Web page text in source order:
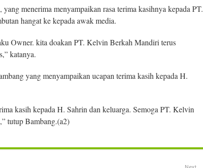
menerima menyampaikan rasa terima kasihnya kepada PT.
hangat ke kepada awak media.
Owner. kita doakan PT. Kelvin Berkah Mandiri terus
katanya.
yang menyampaikan ucapan terima kasih kepada H.
kasih kepada H. Sahrin dan keluarga. Semoga PT. Kelvin
tutup Bambang.(a2)